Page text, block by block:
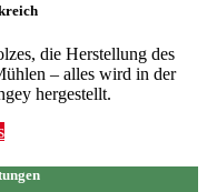
die Herstellung des
– alles wird in der
hergestellt.